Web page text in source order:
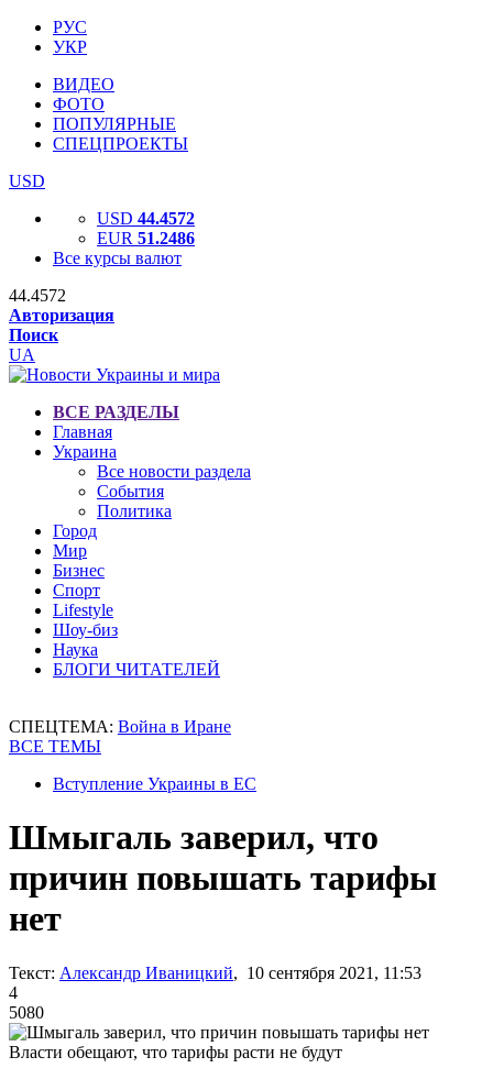
РУС
УКР
ВИДЕО
ФОТО
ПОПУЛЯРНЫЕ
СПЕЦПРОЕКТЫ
USD
USD 44.4572
EUR 51.2486
Все курсы валют
44.4572
Авторизация
Поиск
UA
ВСЕ РАЗДЕЛЫ
Главная
Украина
Все новости раздела
События
Политика
Город
Мир
Бизнес
Спорт
Lifestyle
Шоу-биз
Наука
БЛОГИ ЧИТАТЕЛЕЙ
СПЕЦТЕМА: Война в Иране
ВСЕ ТЕМЫ
Вступление Украины в ЕС
Шмыгаль заверил, что
причин повышать тарифы
нет
Текст: Александр Иваницкий, 10 сентября 2021, 11:53
4
5080
Власти обещают, что тарифы расти не будут